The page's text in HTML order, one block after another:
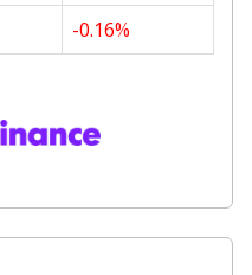
-0.16%